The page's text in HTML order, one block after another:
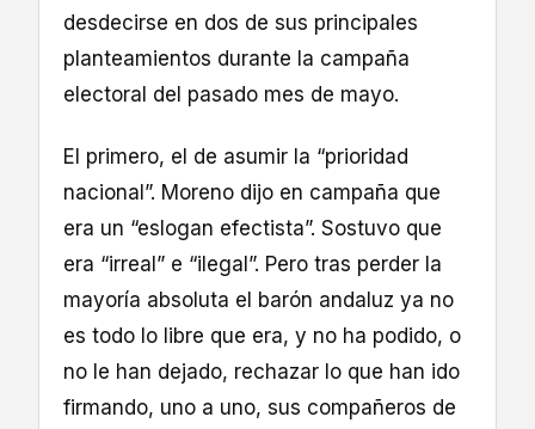
desdecirse en dos de sus principales
planteamientos durante la campaña
electoral del pasado mes de mayo.
El primero, el de asumir la “prioridad
nacional”. Moreno dijo en campaña que
era un “eslogan efectista”. Sostuvo que
era “irreal” e “ilegal”. Pero tras perder la
mayoría absoluta el barón andaluz ya no
es todo lo libre que era, y no ha podido, o
no le han dejado, rechazar lo que han ido
firmando, uno a uno, sus compañeros de